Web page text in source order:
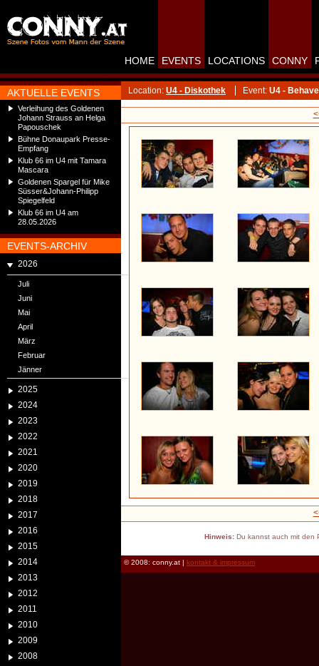
AKTUELLE EVENTS
Verleihung des Goldenen
Johann Strauss an Helga
Papouschek
Bühne Donaupark Presse-
Empfang
Klub 66 im U4 mit Tamara
Mascara
Goldenen Spargel für Mike
Süsser&Johann-Philipp
Spiegelfeld
Klub 66 im U4 am
28.05.2026
EVENTS-ARCHIV
2026
Juli
Juni
Mai
April
März
Februar
Jänner
2025
2024
2023
2022
2021
2020
2019
2018
2017
2016
2015
2014
2013
2012
2011
2010
2009
2008
HOME EVENTS LOCATIONS CONNY
Location: U4 - Diskothek Event: U4 -
Hinweis:Du kannst auch mit den
© 2008: conny.at | kontakt & impressum